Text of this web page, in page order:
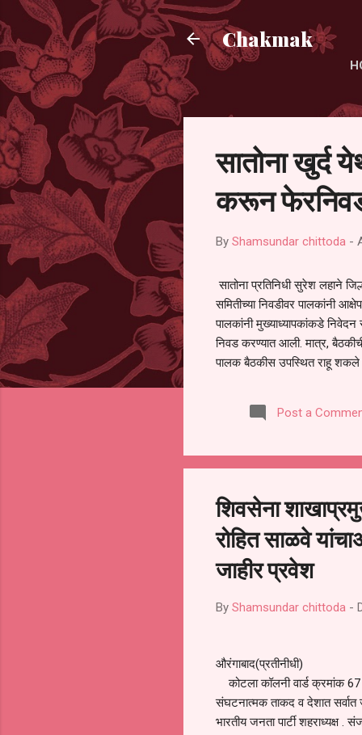
Chakmak
सातोना खुर्द
करून
By Shamsundar chittoda -
सातोना प्रतिनिधी सुरेश लहाने
समितीच्या निवडीवर पालकांनी
पालकांनी मुख्याध्यापकांकडे
निवड करण्यात आली. मात्र,
पालक बैठकीस उपस्थित राहू शकले
समितीची फेरनिवडणूक घेण्यात
जालना तसेच तालुका शिक्षण
Post a
शिवसेना
रोहित साळवे
जाहीर प्रवेश
By Shamsundar chittoda -
औरंगाबाद(प्रतीनीधी)
कोटला कॉलनी वार्ड क्रमांक
संघटनात्मक ताकद व देशात सर्वात
भारतीय जनता पार्टी शहराध्यक्ष .